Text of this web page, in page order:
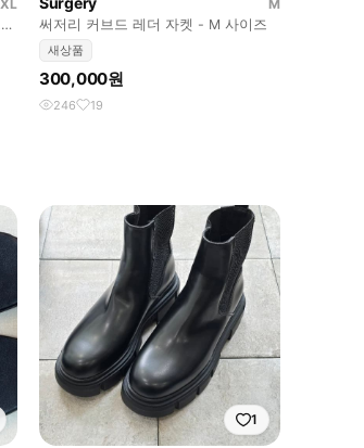
XL
M
써저리 커브드 레더 자켓 - M 사이즈
새상품
300,000원
246 19
1